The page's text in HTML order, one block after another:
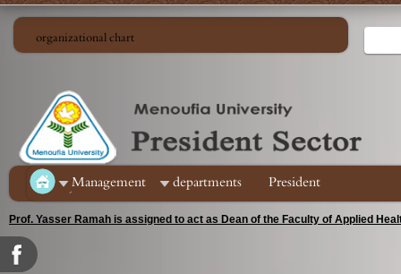
organizational chart
ِManagement departments President
Prof. Yasser Ramah is assigned to act as Dean of the Faculty of Applied